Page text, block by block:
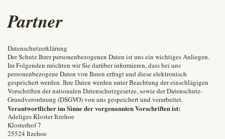
Partner
Datenschutzerklärung
Der Schutz Ihrer personenbezogenen Daten ist uns ein wichtiges Anliegen.
Im Folgenden möchten wir Sie darüber informieren, dass bei uns
personenbezogene Daten von Ihnen erfragt und diese elektronisch
gespeichert werden. Ihre Daten werden unter Beachtung der einschlägigen
Vorschriften der nationalen Datenschutzgesetze, sowie der Datenschutz-
Grundverordnung (DSGVO) von uns gespeichert und verarbeitet.
Verantwortlicher im Sinne der vorgenannten Vorschriften ist:
Adeliges Kloster Itzehoe
Klosterhof 7
25524 Itzehoe